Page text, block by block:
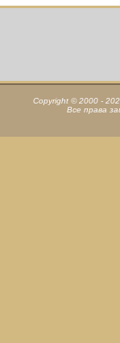
Copyright © 2000 -
Все права